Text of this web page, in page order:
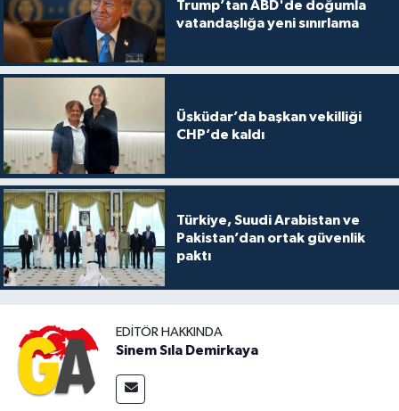
Trump’tan ABD'de doğumla
vatandaşlığa yeni sınırlama
Üsküdar’da başkan vekilliği
CHP’de kaldı
Türkiye, Suudi Arabistan ve
Pakistan’dan ortak güvenlik
paktı
EDITÖR HAKKINDA
Sinem Sıla Demirkaya